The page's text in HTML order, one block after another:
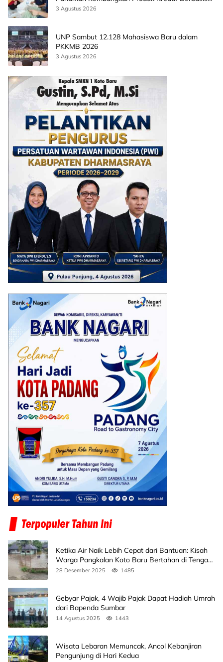
AI
3 Agustus 2026
UNP Sambut 12.128 Mahasiswa Baru dalam
PKKMB 2026
3 Agustus 2026
Ketika Air Naik Lebih Cepat dari Bantuan: Kisah
Warga Pangkalan Koto Baru Bertahan di Tengah
Banjir
28 Desember 2025 1485
Gebyar Pajak, 4 Wajib Pajak Dapat Hadiah Umrah
dari Bapenda Sumbar
14 Agustus 2025 1443
Wisata Lebaran Memuncak, Ancol Kebanjiran
Pengunjung di Hari Kedua